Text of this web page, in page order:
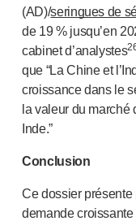
(AD)/seringues de
de 19 % jusqu’en
cabinet d’analystes
que “La Chine et
croissance dans le
la valeur du marché
Inde.”
Conclusion
Ce dossier
demande